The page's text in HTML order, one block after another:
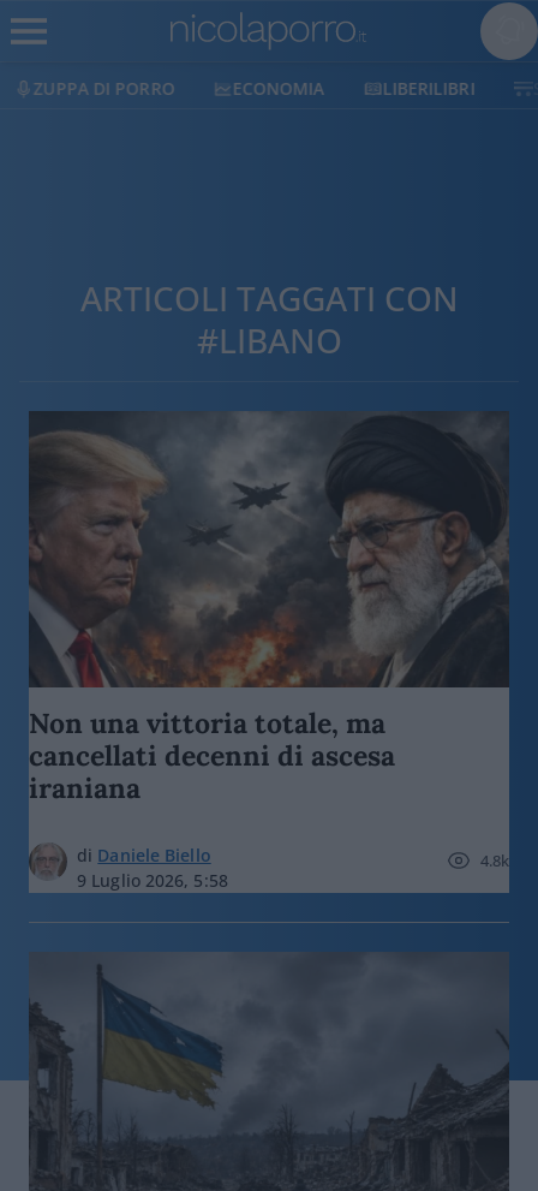
ECONOMIA LIBERILIBRI SHOP SOSTIENICI
ARTICOLI TAGGATI CON
#LIBANO
Non una vittoria totale, ma
cancellati decenni di ascesa
iraniana
di Daniele Biello
9 Luglio 2026, 5:58
4.8k